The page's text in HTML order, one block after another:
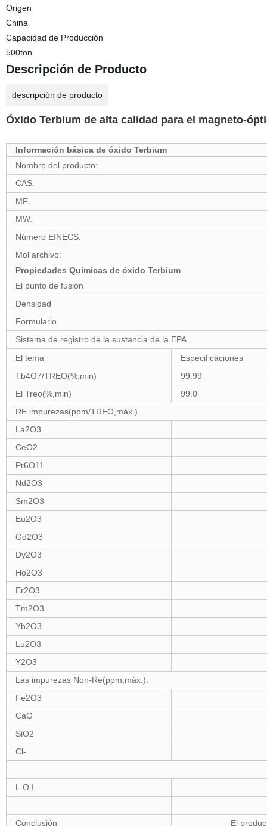
Origen
China
Capacidad de Producción
500ton
Descripción de Producto
descripción de producto
Óxido Terbium de alta calidad para el magneto-
Información básica de óxido Terbium
Nombre del producto:
CAS:
MF:
MW:
Número EINECS:
Mol archivo:
Propiedades Químicas de óxido Terbium
El punto de fusión
Densidad
Formulario
Sistema de registro de la sustancia de la EPA
El tema
Especificaciones
Tb4O7/TREO(%,min)
99.99
El Treo(%,min)
99.0
RE impurezas(ppm/TREO,máx.).
La2O3
CeO2
Pr6O11
Nd2O3
Sm2O3
Eu2O3
Gd2O3
Dy2O3
Ho2O3
Er2O3
Tm2O3
Yb2O3
Lu2O3
Y2O3
Las impurezas Non-Re(ppm,máx.).
Fe2O3
CaO
SiO2
Cl-
L.O.I
Conclusión El producto